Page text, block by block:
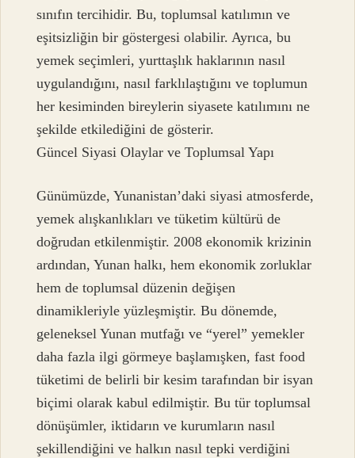
sınıfın tercihidir. Bu, toplumsal katılımın ve
eşitsizliğin bir göstergesi olabilir. Ayrıca, bu
yemek seçimleri, yurttaşlık haklarının nasıl
uygulandığını, nasıl farklılaştığını ve toplumun
her kesiminden bireylerin siyasete katılımını ne
şekilde etkilediğini de gösterir.
Güncel Siyasi Olaylar ve Toplumsal Yapı
Günümüzde, Yunanistan’daki siyasi atmosferde,
yemek alışkanlıkları ve tüketim kültürü de
doğrudan etkilenmiştir. 2008 ekonomik krizinin
ardından, Yunan halkı, hem ekonomik zorluklar
hem de toplumsal düzenin değişen
dinamikleriyle yüzleşmiştir. Bu dönemde,
geleneksel Yunan mutfağı ve “yerel” yemekler
daha fazla ilgi görmeye başlamışken, fast food
tüketimi de belirli bir kesim tarafından bir isyan
biçimi olarak kabul edilmiştir. Bu tür toplumsal
dönüşümler, iktidarın ve kurumların nasıl
şekillendiğini ve halkın nasıl tepki verdiğini